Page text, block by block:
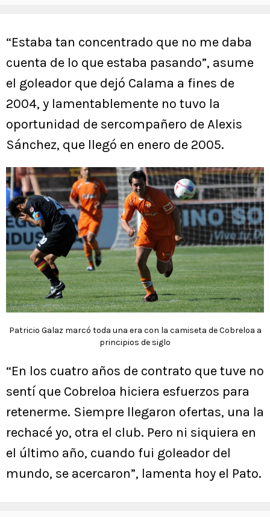
“Estaba tan concentrado que no me daba
cuenta de lo que estaba pasando”, asume
el goleador que dejó Calama a fines de
2004, y lamentablemente no tuvo la
oportunidad de sercompañero de Alexis
Sánchez, que llegó en enero de 2005.
Patricio Galaz marcó toda una era con la camiseta de Cobreloa a
principios de siglo
“En los cuatro años de contrato que tuve no
sentí que Cobreloa hiciera esfuerzos para
retenerme. Siempre llegaron ofertas, una la
rechacé yo, otra el club. Pero ni siquiera en
el último año, cuando fui goleador del
mundo, se acercaron”, lamenta hoy el Pato.